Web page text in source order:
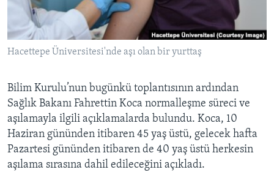
HAYATTAN
SANAT
BIZI TAKIP EDIN
Hacettepe Üniversitesi'nde aşı olan bir yurttaş
Bilim Kurulu’nun bugünkü toplantısının ardından
Sağlık Bakanı Fahrettin Koca normalleşme süreci ve
aşılamayla ilgili açıklamalarda bulundu. Koca, 10
Haziran gününden itibaren 45 yaş üstü, gelecek hafta
Pazartesi gününden itibaren de 40 yaş üstü herkesin
aşılama sırasına dahil edileceğini açıkladı.